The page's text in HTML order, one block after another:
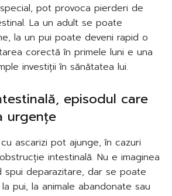
pot provoca pierderi de
La un adult se poate
la un pui poate deveni rapid o
corectă în primele luni e una
investiții în sănătatea lui.
episodul care
urgențe
ascarizi pot ajunge, în cazuri
intestinală. Nu e imaginea
deparazitare, dar se poate
pui, la animale abandonate sau